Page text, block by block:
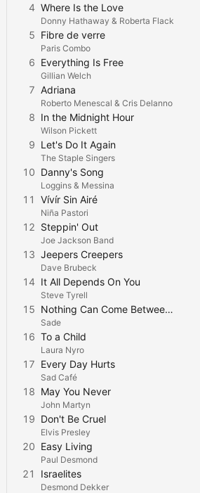
4 Where Is the Love
Donny Hathaway & Roberta Flack
5 Fibre de verre
Paris Combo
6 Everything Is Free
Gillian Welch
7 Adriana
Roberto Menescal & Cris Delanno
8 In the Midnight Hour
Wilson Pickett
9 Let's Do It Again
The Staple Singers
10 Danny's Song
Loggins & Messina
11 Vívír Sin Airé
Niña Pastori
12 Steppin' Out
Joe Jackson Band
13 Jeepers Creepers
Dave Brubeck
14 It All Depends On You
Steve Tyrell
15 Nothing Can Come Between Us
Sade
16 To a Child
Laura Nyro
17 Every Day Hurts
Sad Café
18 May You Never
John Martyn
19 Don't Be Cruel
Elvis Presley
20 Easy Living
Paul Desmond
21 Israelites
Desmond Dekker